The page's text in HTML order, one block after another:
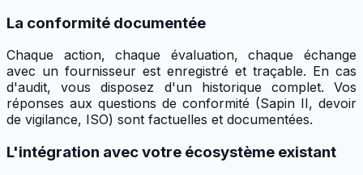
La conformité documentée
Chaque action, chaque évaluation, chaque échange
avec un fournisseur est enregistré et traçable. En cas
d'audit, vous disposez d'un historique complet. Vos
réponses aux questions de conformité (Sapin II, devoir
de vigilance, ISO) sont factuelles et documentées.
L'intégration avec votre écosystème existant